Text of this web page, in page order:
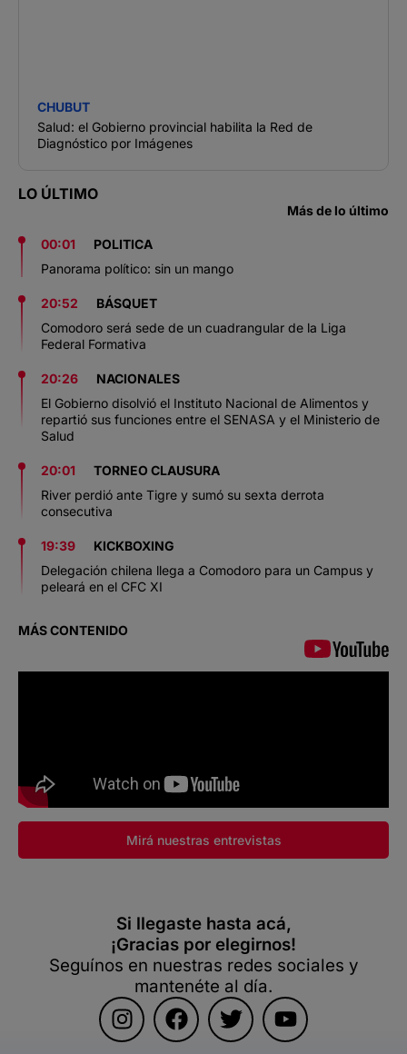
CHUBUT
Salud: el Gobierno provincial habilita la Red de
Diagnóstico por Imágenes
LO ÚLTIMO
Más de lo último
00:01
POLITICA
Panorama político: sin un mango
20:52
BÁSQUET
Comodoro será sede de un cuadrangular de la Liga
Federal Formativa
20:26
NACIONALES
El Gobierno disolvió el Instituto Nacional de Alimentos y
repartió sus funciones entre el SENASA y el Ministerio de
Salud
20:01
TORNEO CLAUSURA
River perdió ante Tigre y sumó su sexta derrota
consecutiva
19:39
KICKBOXING
Delegación chilena llega a Comodoro para un Campus y
peleará en el CFC XI
MÁS CONTENIDO
Mirá nuestras entrevistas
Si llegaste hasta acá,
¡Gracias por elegirnos!
Seguínos en nuestras redes sociales y
mantenéte al día.